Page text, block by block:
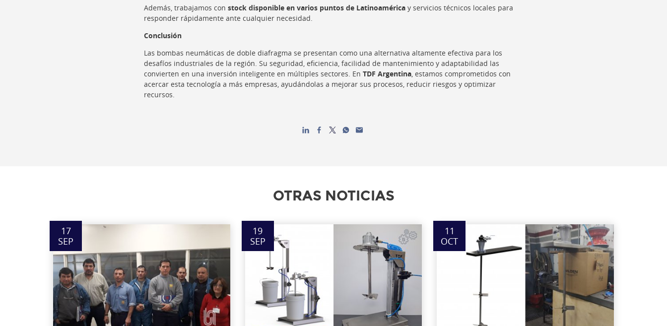
Además, trabajamos constock disponible en varios puntos de Latinoamérica y servicios técnicos locales para
responder rápidamente ante cualquier necesidad.
Conclusión
Las bombas neumáticas de doble diafragma se presentan como una alternativa altamente efectiva para los
desafíos industriales de la región. Su seguridad, eficiencia, facilidad de mantenimiento y adaptabilidad las
convierten en una inversión inteligente en múltiples sectores. EnTDF Argentina, estamos comprometidos con
acercar esta tecnología a más empresas, ayudándolas a mejorar sus procesos, reducir riesgos y optimizar
recursos.
OTRAS NOTICIAS
17
SEP
19
SEP
11
OCT